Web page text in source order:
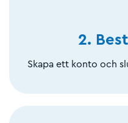
2.
Skapa ett konto och